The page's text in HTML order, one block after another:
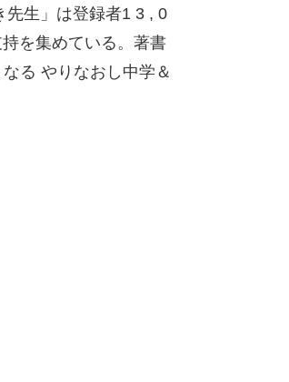
先生」は登録者1 3 , 0
を集めている。著書
る やりなおし中学＆